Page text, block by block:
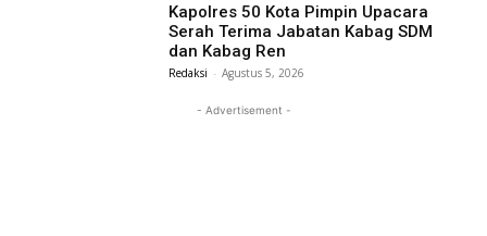
Kapolres 50 Kota Pimpin Upacara
Serah Terima Jabatan Kabag SDM
dan Kabag Ren
Redaksi - Agustus 5, 2026
- Advertisement -